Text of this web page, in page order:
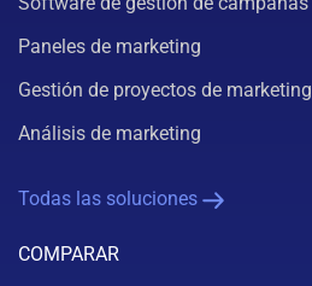
Paneles de marketing
Gestión de proyectos de marketing
Análisis de marketing
Todas las soluciones
COMPARAR